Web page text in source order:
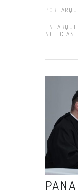
POR:
EN:
NOTICIAS